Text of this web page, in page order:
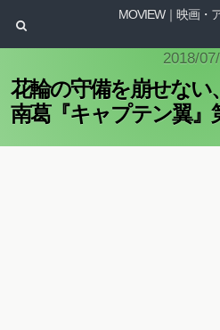
MOVIEW｜映画・
2018/
花輪の守備を崩せない
南葛『キャプテン翼』